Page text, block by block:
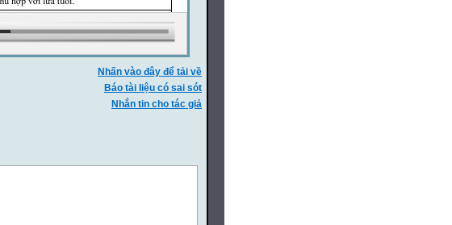
Nhấn vào đây để tải về
Báo tài liệu có sai sót
Nhắn tin cho tác giả